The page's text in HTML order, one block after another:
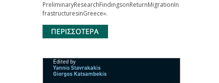
PreliminaryResearchFindingsonReturnMigrationIn
frastructuresinGreece».